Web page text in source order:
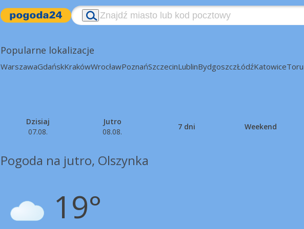
Popularne lokalizacje
WarszawaGdańskKrakówWrocławPoznańSzczecinLublinBydgoszczŁódźKatowice
Dzisiaj
07.08.
Jutro
08.08.
7 dni Weekend
Pogoda na jutro, Olszynka
19°